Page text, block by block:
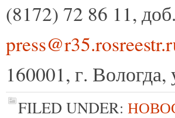
(8172) 72 86 11,
160001, г.
FILED UNDER: